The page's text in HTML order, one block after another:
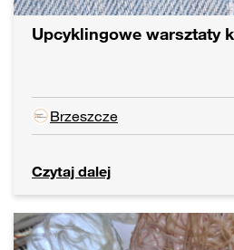
Upcyklingowe warsztaty
Brzeszcze
Czytaj dalej